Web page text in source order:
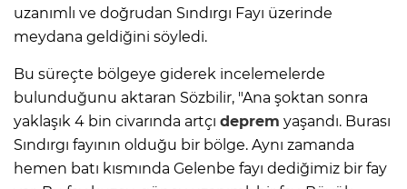
uzanımlı ve doğrudan Sındırgı Fayı üzerinde
meydana geldiğini söyledi.
Bu süreçte bölgeye giderek incelemelerde
bulunduğunu aktaran Sözbilir, "Ana şoktan sonra
yaklaşık 4 bin civarında artçı deprem yaşandı. Burası
Sındırgı fayının olduğu bir bölge. Aynı zamanda
hemen batı kısmında Gelenbe fayı dediğimiz bir fay